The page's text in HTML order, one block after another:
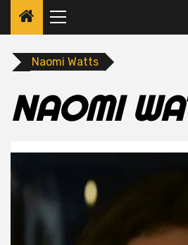
Primary
Menu
Naomi Watts
NAOMI